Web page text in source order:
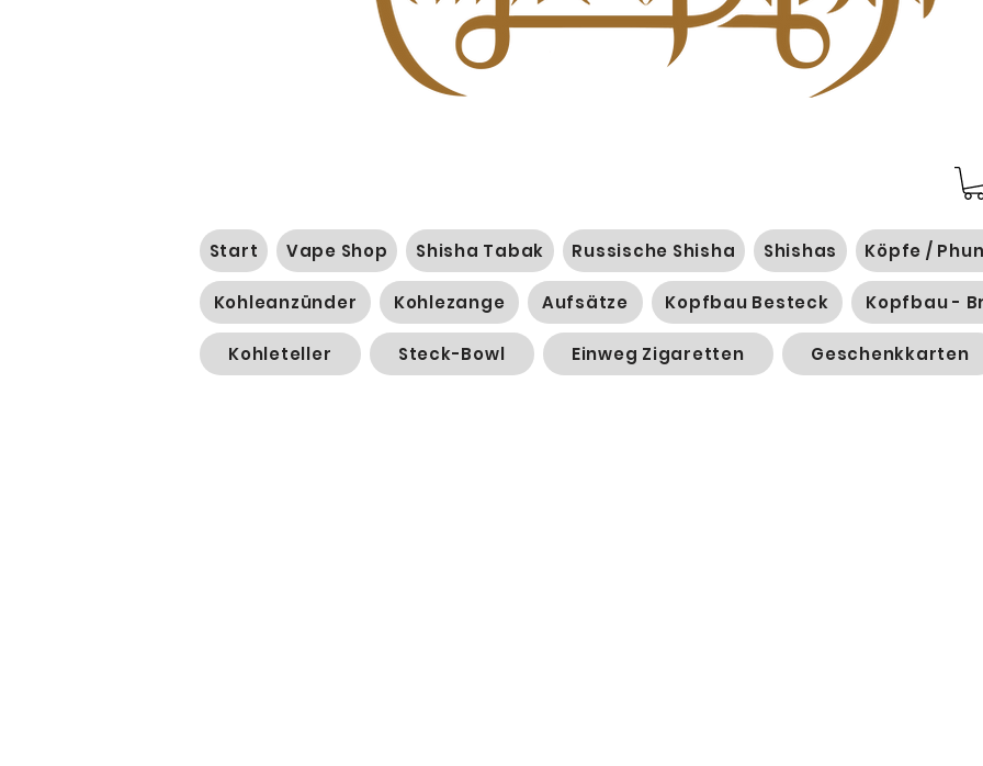
Start Vape Shop Shisha Tabak Russische Shisha Shishas Köpfe /
Kohleanzünder Kohlezange Aufsätze Kopfbau Besteck Kopfbau -
Kohleteller Steck-Bowl Einweg Zigaretten Geschenkkarten